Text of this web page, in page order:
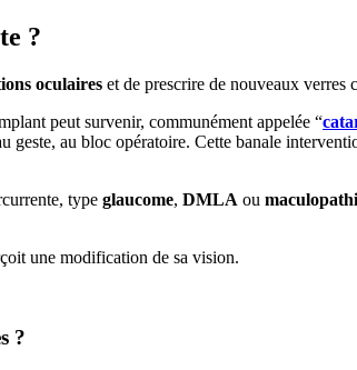
?
oculaires et de prescrire de nouveaux verres
peut survenir, communément appelée “
au bloc opératoire. Cette banale
type glaucome, DMLA ou
une modification de sa vision.
?